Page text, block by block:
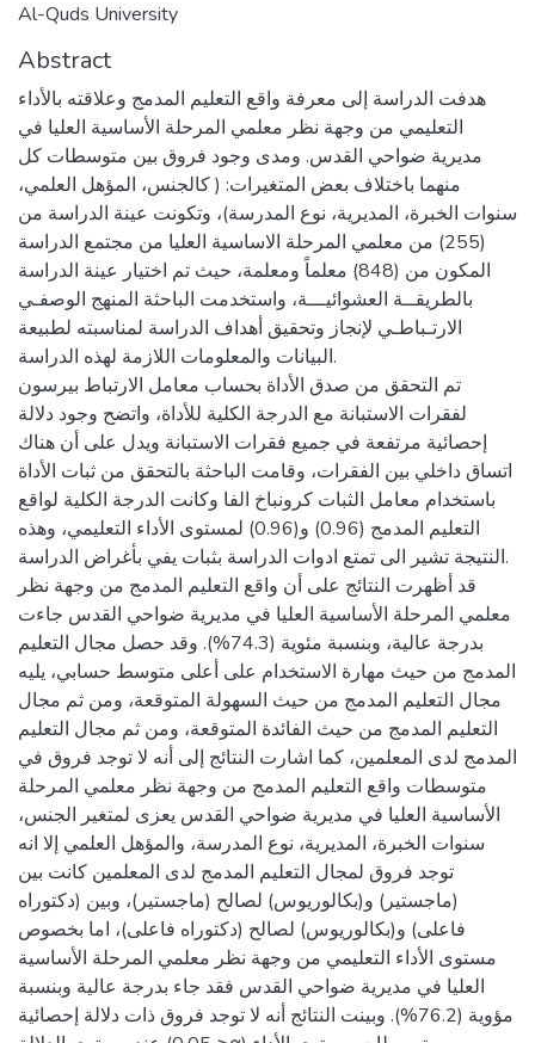
Al-Quds University
Abstract
هدفت الدراسة إلى معرفة واقع التعليم المدمج وعلاقته بالأداء
التعليمي من وجهة نظر معلمي المرحلة الأساسية العليا في
مديرية ضواحي القدس. ومدى وجود فروق بين متوسطات كل
منهما باختلاف بعض المتغيرات: ( كالجنس، المؤهل العلمي،
سنوات الخبرة، المديرية، نوع المدرسة)، وتكونت عينة الدراسة من
(255) من معلمي المرحلة الاساسية العليا من مجتمع الدراسة
المكون من (848) معلماً ومعلمة، حيث تم اختيار عينة الدراسة
بالطريقــة العشوائيـــة، واستخدمت الباحثة المنهج الوصفـي
الارتـباطـي لإنجاز وتحقيق أهداف الدراسة لمناسبته لطبيعة
البيانات والمعلومات اللازمة لهذه الدراسة.
تم التحقق من صدق الأداة بحساب معامل الارتباط بيرسون
لفقرات الاستبانة مع الدرجة الكلية للأداة، واتضح وجود دلالة
إحصائية مرتفعة في جميع فقرات الاستبانة ويدل على أن هناك
اتساق داخلي بين الفقرات، وقامت الباحثة بالتحقق من ثبات الأداة
باستخدام معامل الثبات كرونباخ الفا وكانت الدرجة الكلية لواقع
التعليم المدمج (0.96) و(0.96) لمستوى الأداء التعليمي، وهذه
النتيجة تشير الى تمتع ادوات الدراسة بثبات يفي بأغراض الدراسة.
قد أظهرت النتائج على أن واقع التعليم المدمج من وجهة نظر
معلمي المرحلة الأساسية العليا في مديرية ضواحي القدس جاءت
بدرجة عالية، وبنسبة مئوية (74.3%). وقد حصل مجال التعليم
المدمج من حيث مهارة الاستخدام على أعلى متوسط حسابي، يليه
مجال التعليم المدمج من حيث السهولة المتوقعة، ومن ثم مجال
التعليم المدمج من حيث الفائدة المتوقعة، ومن ثم مجال التعليم
المدمج لدى المعلمين، كما اشارت النتائج إلى أنه لا توجد فروق في
متوسطات واقع التعليم المدمج من وجهة نظر معلمي المرحلة
الأساسية العليا في مديرية ضواحي القدس يعزى لمتغير الجنس،
سنوات الخبرة، المديرية، نوع المدرسة، والمؤهل العلمي إلا انه
توجد فروق لمجال التعليم المدمج لدى المعلمين كانت بين
(ماجستير) و(بكالوريوس) لصالح (ماجستير)، وبين (دكتوراه
فاعلى) و(بكالوريوس) لصالح (دكتوراه فاعلى)، اما بخصوص
مستوى الأداء التعليمي من وجهة نظر معلمي المرحلة الأساسية
العليا في مديرية ضواحي القدس فقد جاء بدرجة عالية وبنسبة
مؤوية (76.2%). وبينت النتائج أنه لا توجد فروق ذات دلالة إحصائية